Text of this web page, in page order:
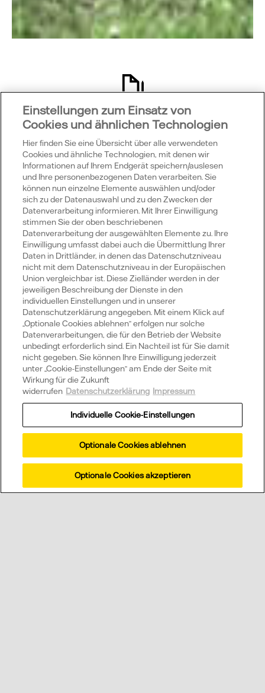
Was bedeutet das?
Green Corporate Power Purchase Agreements.
Ein PPA ist ein langfristiger Vertrag zur
Stromabnahme bzw. Strombelieferung. Green steht
dafür, dass der Strom aus einer Erneuerbare-
Energien-Anlage stammt, Corporate bedeutet, dass
der Stromabnehmer ein Industrieunternehmen ist.
Wussten Sie schon?
Welche Vorteile hat eine Vattenfall
Solaranlage?
Was ist Direktvermarktung Strom?
Wir beraten Sie
gerne
Einstellungen zum Einsatz von
Cookies und ähnlichen Technologien
Hier finden Sie eine Übersicht über alle verwendeten
Cookies und ähnliche Technologien, mit denen wir
Informationen auf Ihrem Endgerät speichern/auslesen
und Ihre personenbezogenen Daten verarbeiten. Sie
können nun einzelne Elemente auswählen und/oder
sich zu der Datenauswahl und zu den Zwecken der
Datenverarbeitung informieren. Mit Ihrer Einwilligung
stimmen Sie der oben beschriebenen
Datenverarbeitung der ausgewählten Elemente zu. Ihre
Einwilligung umfasst dabei auch die Übermittlung Ihrer
Daten in Drittländer, in denen das Datenschutzniveau
nicht mit dem Datenschutzniveau in der Europäischen
Union vergleichbar ist. Diese Zielländer werden in der
jeweiligen Beschreibung der Dienste in den
individuellen Einstellungen und in unserer
Datenschutzerklärung angegeben. Mit einem Klick auf
„Optionale Cookies ablehnen“ erfolgen nur solche
Datenverarbeitungen, die für den Betrieb der Website
unbedingt erforderlich sind. Ein Nachteil ist für Sie damit
nicht gegeben. Sie können Ihre Einwilligung jederzeit
unter „Cookie-Einstellungen“ am Ende der Seite mit
Wirkung für die Zukunft
widerrufen Datenschutzerklärung Impressum
Individuelle Cookie-Einstellungen
Optionale Cookies ablehnen
Optionale Cookies akzeptieren